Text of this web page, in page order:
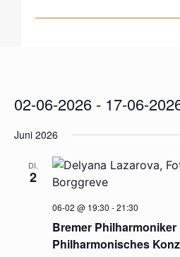
02-06-2026 - 17-06-
wählen.
Juni 2026
DI.
2
06-02 @ 19:30 -21:30
Bremer Philharmoniker
Philharmonisches